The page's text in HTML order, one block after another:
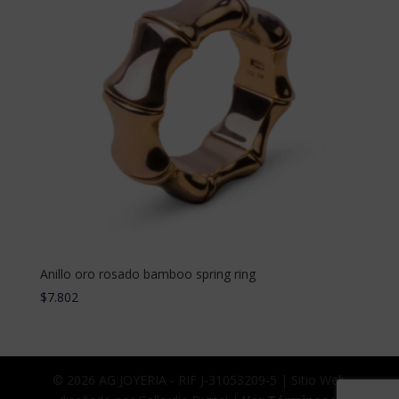
Anillo oro rosado bamboo spring ring
$7.802
© 2026 AG JOYERIA - RIF J-31053209-5 | Sitio Web